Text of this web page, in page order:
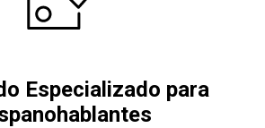
Especializado para